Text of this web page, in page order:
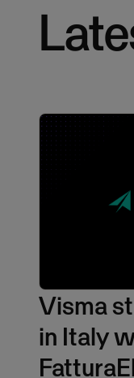
Visma
in Italy